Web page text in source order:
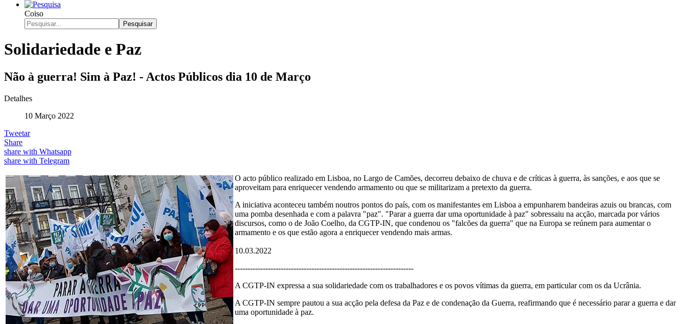
Coiso
Pesquisar
Solidariedade e Paz
Não à guerra! Sim à Paz! - Actos Públicos dia 10 de Março
Detalhes
10 Março 2022
Tweetar
Share
share with Whatsapp
share with Telegram
O acto público realizado em Lisboa, no Largo de Camões, decorreu debaixo de chuva e de críticas à guerra, às sanções, e aos que se
aproveitam para enriquecer vendendo armamento ou que se militarizam a pretexto da guerra.
A iniciativa aconteceu também noutros pontos do país, com os manifestantes em Lisboa a empunharem bandeiras azuis ou brancas, com
uma pomba desenhada e com a palavra "paz". "Parar a guerra dar uma oportunidade à paz" sobressaiu na acção, marcada por vários
discursos, como o de João Coelho, da CGTP-IN, que condenou os "falcões da guerra" que na Europa se reúnem para aumentar o
armamento e os que estão agora a enriquecer vendendo mais armas.
10.03.2022
----------------------------------------------------------------------
A CGTP-IN expressa a sua solidariedade com os trabalhadores e os povos vítimas da guerra, em particular com os da Ucrânia.
A CGTP-IN sempre pautou a sua acção pela defesa da Paz e de condenação da Guerra, reafirmando que é necessário parar a guerra e dar
uma oportunidade à paz.